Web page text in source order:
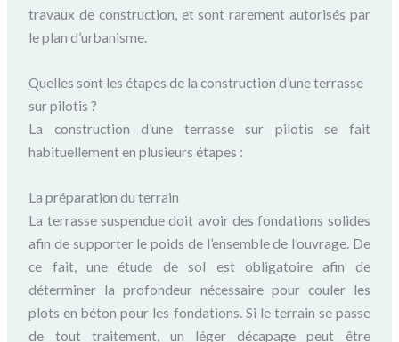
travaux de construction, et sont rarement autorisés par
le plan d’urbanisme.
Quelles sont les étapes de la construction d’une terrasse
sur pilotis ?
La construction d’une terrasse sur pilotis se fait
habituellement en plusieurs étapes :
La préparation du terrain
La terrasse suspendue doit avoir des fondations solides
afin de supporter le poids de l’ensemble de l’ouvrage. De
ce fait, une étude de sol est obligatoire afin de
déterminer la profondeur nécessaire pour couler les
plots en béton pour les fondations. Si le terrain se passe
de tout traitement, un léger décapage peut être